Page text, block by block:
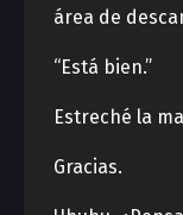
área de
“Está bien.”
Estreché la
Gracias.